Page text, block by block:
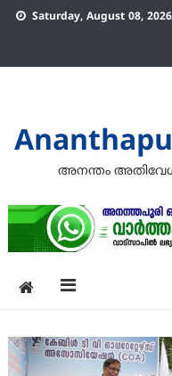
Skip Saturday, August 08, 2026
അനന്തം